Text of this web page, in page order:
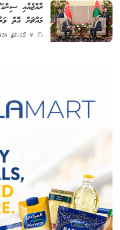
ރާއްޖެއާއި
މައްޗަށް އޮތް
9 އޯގަސްޓު 2026 - 10:19